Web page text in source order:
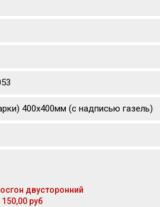
400х400мм (с надписью газель)
двусторонний
150,00 руб